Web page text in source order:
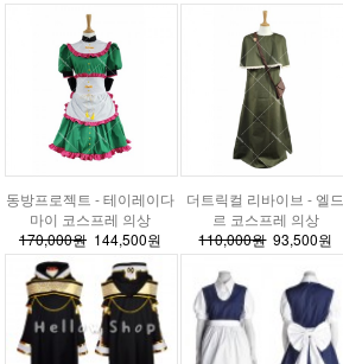
동방프로젝트 - 테이레이다
마이 코스프레 의상
170,000원144,500원
더트릭컬 리바이브 - 엘드
르 코스프레 의상
110,000원93,500원